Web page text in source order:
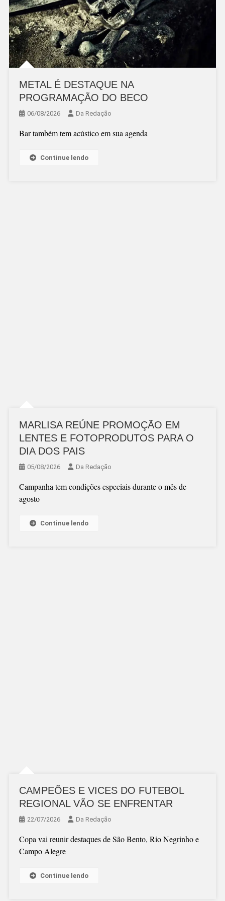
METAL É DESTAQUE NA
PROGRAMAÇÃO DO BECO
06/08/2026 Da Redação
Bar também tem acústico em sua agenda
Continue lendo
MARLISA REÚNE PROMOÇÃO EM
LENTES E FOTOPRODUTOS PARA O
DIA DOS PAIS
05/08/2026 Da Redação
Campanha tem condições especiais durante o mês de
agosto
Continue lendo
CAMPEÕES E VICES DO FUTEBOL
REGIONAL VÃO SE ENFRENTAR
22/07/2026 Da Redação
Copa vai reunir destaques de São Bento, Rio Negrinho e
Campo Alegre
Continue lendo